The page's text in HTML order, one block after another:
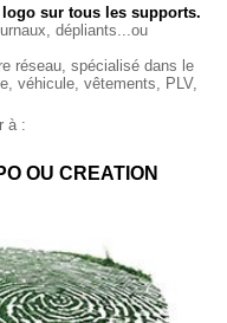
sur tous les supports.
dépliants...ou
réseau, spécialisé dans le
véhicule, vêtements, PLV,
à :
OU CREATION